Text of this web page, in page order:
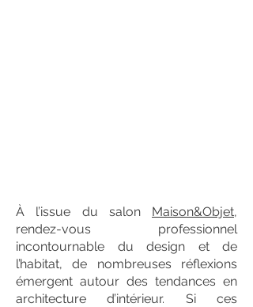
À l’issue du salon Maison&Objet,
rendez-vous professionnel
incontournable du design et de
l’habitat, de nombreuses réflexions
émergent autour des tendances en
architecture d’intérieur. Si ces